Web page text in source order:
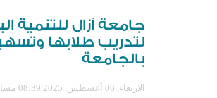
لتدريب طلابها
بالجامعة
الاربعاء, 06 أغسطس, 2025 08:39 مساءً